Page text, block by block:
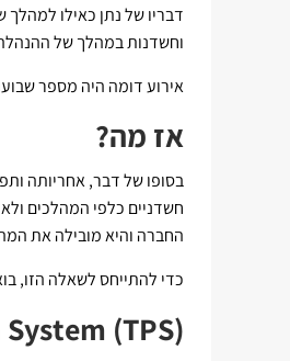
דבריו של נתן כאילו
וחשדנות במהלך של
אירוע דומה היה מספר
אז מה?
בסופו של דבר, אחריותה
חשדניים כלפי המהלכים
החברה והיא מובילה את
כדי להתייחס לשאלה הזו,
(TPS)